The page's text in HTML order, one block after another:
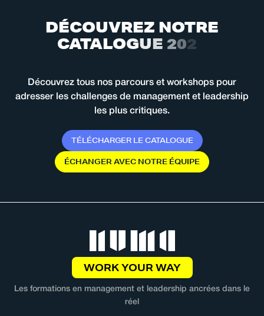
DÉCOUVREZ NOTRE
CATALOGUE 202
Découvrez tous nos parcours et workshops pour
adresser les challenges de management et leadership
les plus critiques.
TÉLÉCHARGER LE CATALOGUE
ÉCHANGERAVEC NOTRE ÉQUIPE
WORK YOUR WAY
Les formations en management et leadership ancrées dans le
réel